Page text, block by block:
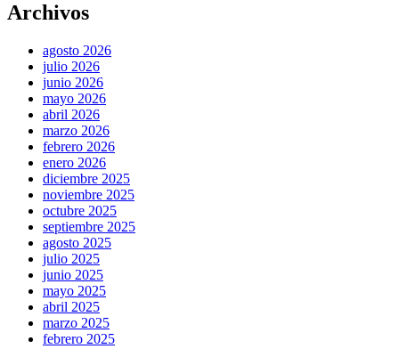
Archivos
agosto 2026
julio 2026
junio 2026
mayo 2026
abril 2026
marzo 2026
febrero 2026
enero 2026
diciembre 2025
noviembre 2025
octubre 2025
septiembre 2025
agosto 2025
julio 2025
junio 2025
mayo 2025
abril 2025
marzo 2025
febrero 2025